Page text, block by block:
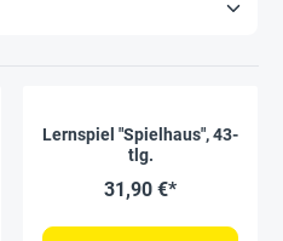
Lernspiel "Spielhaus", 43-
tlg.
31,90 €*